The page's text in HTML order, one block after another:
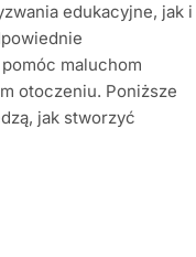
edukacyjne, jak i
maluchom
otoczeniu. Poniższe
jak stworzyć